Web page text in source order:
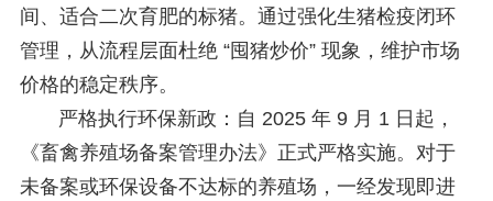
间、适合二次育肥的标猪。通过强化生猪检疫闭环
管理，从流程层面杜绝 “囤猪炒价” 现象，维护市场
价格的稳定秩序。
严格执行环保新政：自 2025 年 9 月 1 日起，
《畜禽养殖场备案管理办法》正式严格实施。对于
未备案或环保设备不达标的养殖场，一经发现即进